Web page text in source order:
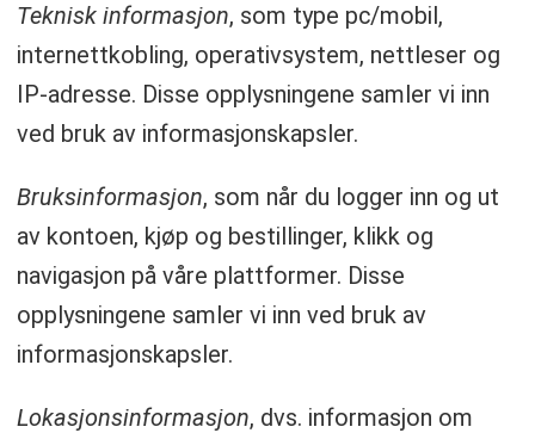
Teknisk informasjon, som type pc/mobil,
internettkobling, operativsystem, nettleser og
IP-adresse. Disse opplysningene samler vi inn
ved bruk av informasjonskapsler.
Bruksinformasjon, som når du logger inn og ut
av kontoen, kjøp og bestillinger, klikk og
navigasjon på våre plattformer. Disse
opplysningene samler vi inn ved bruk av
informasjonskapsler.
Lokasjonsinformasjon, dvs. informasjon om